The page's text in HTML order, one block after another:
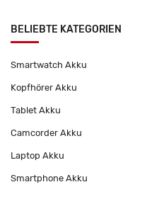
BELIEBTE KATEGORIEN
Smartwatch Akku
Kopfhörer Akku
Tablet Akku
Camcorder Akku
Laptop Akku
Smartphone Akku